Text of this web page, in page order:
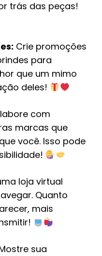
trás das peças!
Crie promoções
para
que um mimo
deles!
com
marcas que
você. Isso pode
loja virtual
Quanto
mais
sua